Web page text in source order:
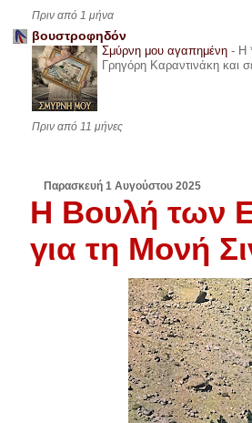
Πριν από 1 μήνα
βουστροφηδόν
Σμύρνη μου αγαπημένη - Η
Γρηγόρη Καραντινάκη και
Πριν από 11 μήνες
Παρασκευή 1 Αυγούστου 2025
Η Βουλή των
για τη Μονή